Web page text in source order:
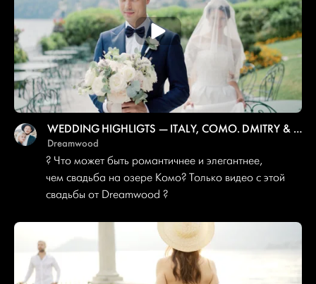
WEDDING HIGHLIGTS — ITALY, COMO. DMITRY & ALICE
Dreamwood
? Что может быть романтичнее и элегантнее,
чем свадьба на озере Комо? Только видео с этой
свадьбы от Dreamwood ?